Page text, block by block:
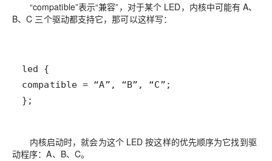
“compatible”表示“兼容”，对于某个 LED，内核中可能有 A、
B、C 三个驱动都支持它，那可以这样写：
};
内核启动时，就会为这个 LED 按这样的优先顺序为它找到驱
动程序：A、B、C。